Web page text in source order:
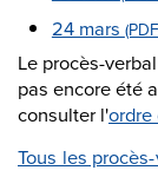
Tous les